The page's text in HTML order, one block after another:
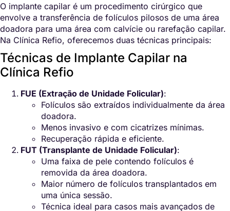
O implante capilar é um procedimento cirúrgico que
envolve a transferência de folículos pilosos de uma área
doadora para uma área com calvície ou rarefação capilar.
Na Clínica Refio, oferecemos duas técnicas principais:
Técnicas de Implante Capilar na
Clínica Refio
FUE (Extração de Unidade Folicular):
Folículos são extraídos individualmente da área
doadora.
Menos invasivo e com cicatrizes mínimas.
Recuperação rápida e eficiente.
FUT (Transplante de Unidade Folicular):
Uma faixa de pele contendo folículos é
removida da área doadora.
Maior número de folículos transplantados em
uma única sessão.
Técnica ideal para casos mais avançados de